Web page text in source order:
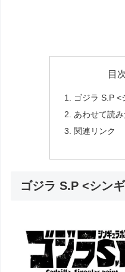
目
ゴジラ S.P <
あわせて読
関連リンク
ゴジラ S.P <シン